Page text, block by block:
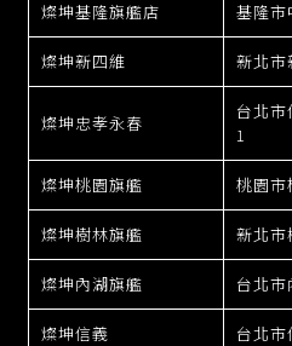
燦坤基隆旗艦店 基隆市
燦坤新四維 新北市
燦坤忠孝永春
台北
1
燦坤桃園旗艦 桃園市
燦坤樹林旗艦 新北市
燦坤內湖旗艦 台北
燦坤信義 台北